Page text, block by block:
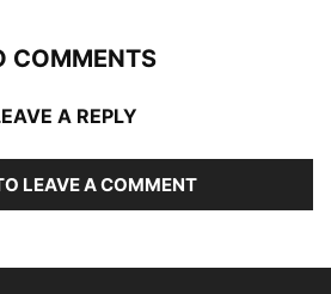
COMMENTS
A REPLY
LEAVE A COMMENT